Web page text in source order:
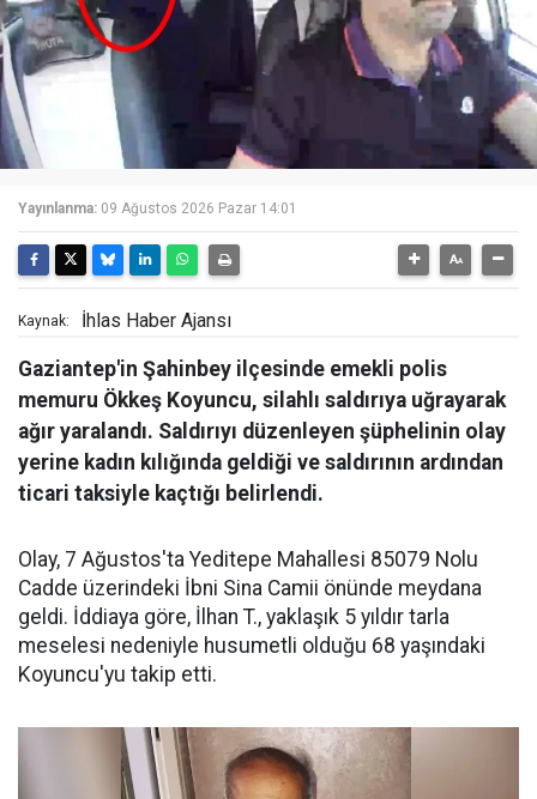
Yayınlanma: 09 Ağustos 2026 Pazar 14:01
Kaynak: İhlas Haber Ajansı
Gaziantep'in Şahinbey ilçesinde emekli polis
memuru Ökkeş Koyuncu, silahlı saldırıya uğrayarak
ağır yaralandı. Saldırıyı düzenleyen şüphelinin olay
yerine kadın kılığında geldiği ve saldırının ardından
ticari taksiyle kaçtığı belirlendi.
Olay, 7 Ağustos'ta Yeditepe Mahallesi 85079 Nolu
Cadde üzerindeki İbni Sina Camii önünde meydana
geldi. İddiaya göre, İlhan T., yaklaşık 5 yıldır tarla
meselesi nedeniyle husumetli olduğu 68 yaşındaki
Koyuncu'yu takip etti.